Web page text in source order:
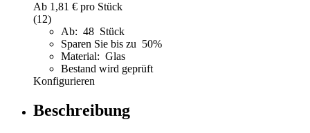
Ab 1,81 € pro Stück
(12)
Ab: 48 Stück
Sparen Sie bis zu 50%
Material: Glas
Bestand wird geprüft
Konfigurieren
Beschreibung